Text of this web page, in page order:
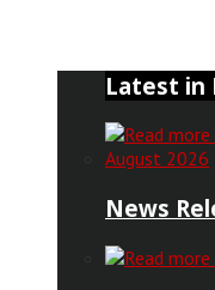
Latest in
News